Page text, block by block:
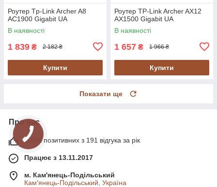
Роутер Tp-Link Archer A8
AC1900 Gigabit UA
В наявності
1 839 ₴ 2 182 ₴
Купити
Роутер TP-Link Archer AX12
AX1500 Gigabit UA
В наявності
1 657 ₴ 1 966 ₴
Купити
Показати ще
Про нас
100% позитивних з 191 відгука за рік
Працює з 13.11.2017
м. Кам'янець-Подільський
Кам'янець-Подільський, Україна